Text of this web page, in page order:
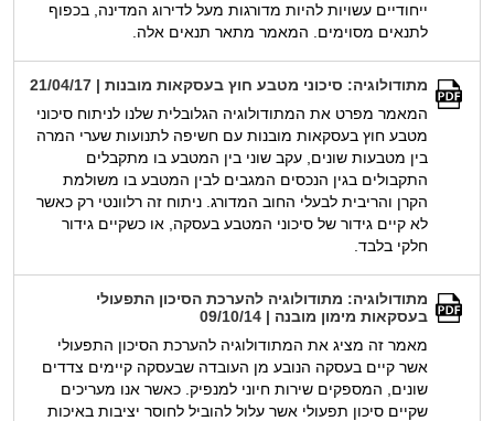
ייחודיים עשויות להיות מדורגות מעל לדירוג המדינה, בכפוף
לתנאים מסוימים. המאמר מתאר תנאים אלה.
מתודולוגיה: סיכוני מטבע חוץ בעסקאות מובנות | 21/04/17
המאמר מפרט את המתודולוגיה הגלובלית שלנו לניתוח סיכוני
מטבע חוץ בעסקאות מובנות עם חשיפה לתנועות שערי המרה
בין מטבעות שונים, עקב שוני בין המטבע בו מתקבלים
התקבולים בגין הנכסים המגבים לבין המטבע בו משולמת
הקרן והריבית לבעלי החוב המדורג. ניתוח זה רלוונטי רק כאשר
לא קיים גידור של סיכוני המטבע בעסקה, או כשקיים גידור
חלקי בלבד.
מתודולוגיה: מתודולוגיה להערכת הסיכון התפעולי
בעסקאות מימון מובנה | 09/10/14
מאמר זה מציג את המתודולוגיה להערכת הסיכון התפעולי
אשר קיים בעסקה הנובע מן העובדה שבעסקה קיימים צדדים
שונים, המספקים שירות חיוני למנפיק. כאשר אנו מעריכים
שקיים סיכון תפעולי אשר עלול להוביל לחוסר יציבות באיכות